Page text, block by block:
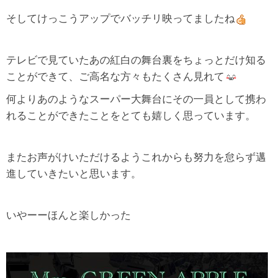
そしてけっこうアップでバッチリ映ってましたね
テレビで見ていたあの紅白の舞台裏をちょっとだけ知る
ことができて、ご高名な方々もたくさん見れて
何よりあのようなスーパー大舞台にその一員として携わ
れることができたことをとても嬉しく思っています。
またお声がけいただけるようこれからも努力を怠らず邁
進していきたいと思います。
いやーーほんと楽しかった